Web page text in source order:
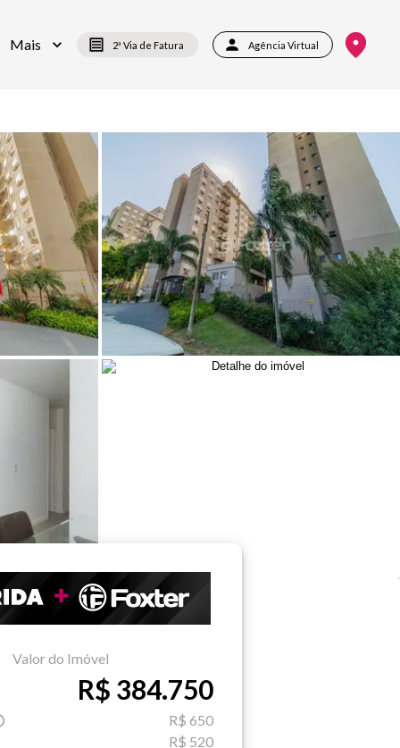
Mais 2ª Via de Fatura Agência Virtual
Valor do Imóvel
R$ 384.750
R$ 650
R$ 520